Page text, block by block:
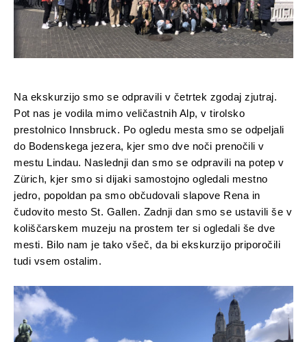
Na ekskurzijo smo se odpravili v četrtek zgodaj zjutraj.
Pot nas je vodila mimo veličastnih Alp, v tirolsko
prestolnico Innsbruck. Po ogledu mesta smo se odpeljali
do Bodenskega jezera, kjer smo dve noči prenočili v
mestu Lindau. Naslednji dan smo se odpravili na potep v
Zürich, kjer smo si dijaki samostojno ogledali mestno
jedro, popoldan pa smo občudovali slapove Rena in
čudovito mesto St. Gallen. Zadnji dan smo se ustavili še v
koliščarskem muzeju na prostem ter si ogledali še dve
mesti. Bilo nam je tako všeč, da bi ekskurzijo priporočili
tudi vsem ostalim.